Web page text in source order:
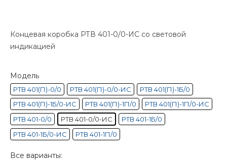
Концевая коробка РТВ 401-0/0-ИС со световой
индикацией
Модель
РТВ 401(П)-0/0 РТВ 401(П)-0/0-ИС
РТВ 401(П)-1Б/0
РТВ 401(П)-1Б/0-ИС
РТВ 401(П)-1П/0
РТВ 401(П)-1П/0-ИС
РТВ 401-0/0
РТВ 401-0/0-ИС
РТВ 401-1Б/0
РТВ 401-1Б/0-ИС
РТВ 401-1П/0
Все варианты: